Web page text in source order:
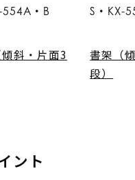
554A・B
斜・片面3
S・KX-
書架（
段）
ント